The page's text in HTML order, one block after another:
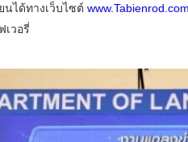
นได้ทางเว็บไซต์
เวอรี่